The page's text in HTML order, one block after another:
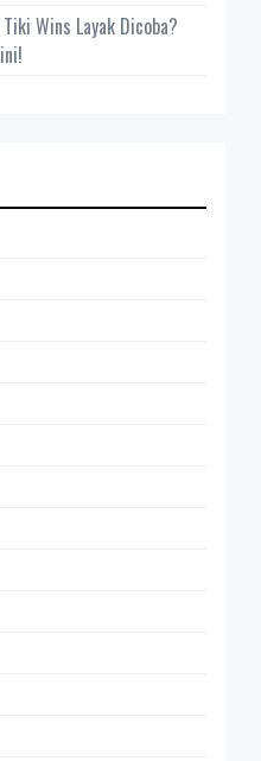
Wins Layak Dicoba?